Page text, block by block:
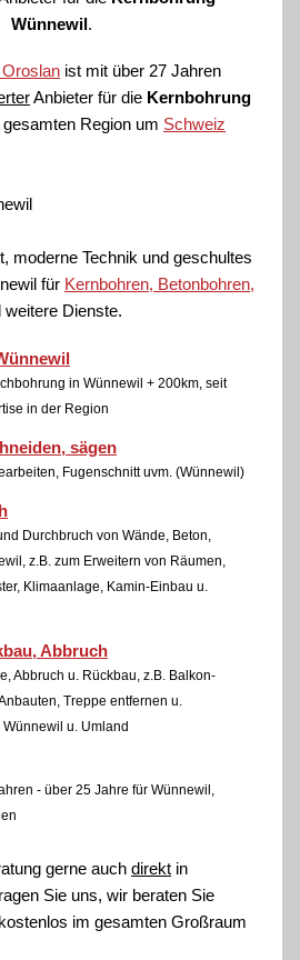
Wünnewil.
ist mit über 27 Jahren
Anbieter für die Kernbohrung
gesamten Region um Schweiz
moderne Technik und geschultes
für Kernbohren, Betonbohren,
weitere Dienste.
in Wünnewil + 200km, seit
in der Region
sägen
Fugenschnitt uvm. (Wünnewil)
Durchbruch von Wände, Beton,
z.B. zum Erweitern von Räumen,
Klimaanlage, Kamin-Einbau u.
Abbruch
Abbruch u. Rückbau, z.B. Balkon-
Treppe entfernen u.
u. Umland
- über 25 Jahre für Wünnewil,
gerne auch direkt in
Sie uns, wir beraten Sie
im gesamten Großraum